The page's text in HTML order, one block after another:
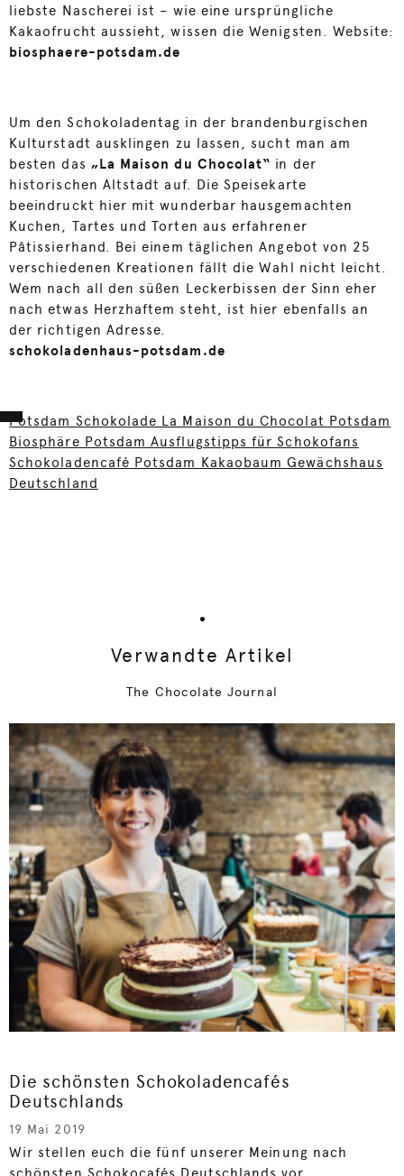
liebste Nascherei ist – wie eine ursprüngliche
Kakaofrucht aussieht, wissen die Wenigsten. Website:
biosphaere-potsdam.de
Um den Schokoladentag in der brandenburgischen
Kulturstadt ausklingen zu lassen, sucht man am
besten das „La Maison du Chocolat“ in der
historischen Altstadt auf. Die Speisekarte
beeindruckt hier mit wunderbar hausgemachten
Kuchen, Tartes und Torten aus erfahrener
Pâtissierhand. Bei einem täglichen Angebot von 25
verschiedenen Kreationen fällt die Wahl nicht leicht.
Wem nach all den süßen Leckerbissen der Sinn eher
nach etwas Herzhaftem steht, ist hier ebenfalls an
der richtigen Adresse.
schokoladenhaus-potsdam.de
Potsdam Schokolade La Maison du Chocolat Potsdam
Biosphäre Potsdam Ausflugstipps für Schokofans
Schokoladencafé Potsdam Kakaobaum Gewächshaus
Deutschland
Verwandte Artikel
The Chocolate Journal
Die schönsten Schokoladencafés
Deutschlands
19 Mai 2019
Wir stellen euch die fünf unserer Meinung nach